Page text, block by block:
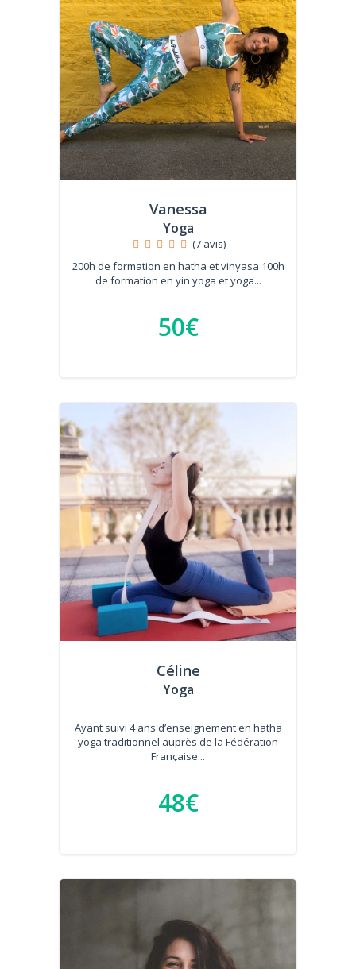
Vanessa
Yoga
(7 avis)
200h de formation en hatha et vinyasa 100h
de formation en yin yoga et yoga...
50€
Céline
Yoga
Ayant suivi 4 ans d’enseignement en hatha
yoga traditionnel auprès de la Fédération
Française...
48€